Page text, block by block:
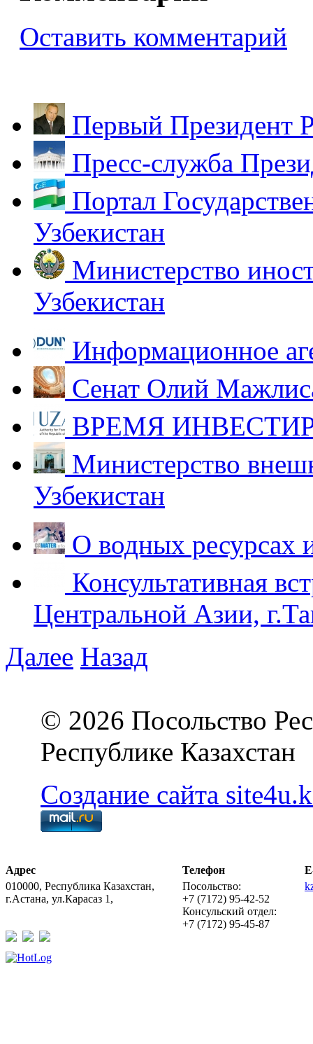
Оставить комментарий
Первый Президент
Пресс-служба
Портал
Узбекистан
Министерство
Узбекистан
Информационное
Сенат Олий
ВРЕМЯ
Министерство
Узбекистан
О водных ресурсах
Консультативная
Центральной Азии,
Далее Назад
© 2026 Посольство
Республике Казахстан
Создание сайта
Адрес
010000, Республика Казахстан,
г.Астана, ул.Карасаз 1,
Телефон
Посольство:
+7 (7172) 95-42-52
Консульский отдел:
+7 (7172) 95-45-87